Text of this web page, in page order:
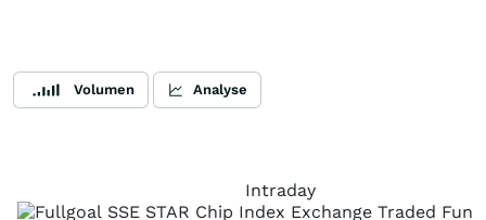
Volumen Analyse
Intraday